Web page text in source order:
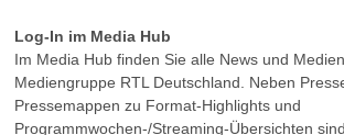
Log-In im Media Hub
Im Media Hub finden Sie alle News und
Mediengruppe RTL Deutschland. Neben
Pressemappen zu Format-Highlights und
Programmwochen-/Streaming-Übersichten